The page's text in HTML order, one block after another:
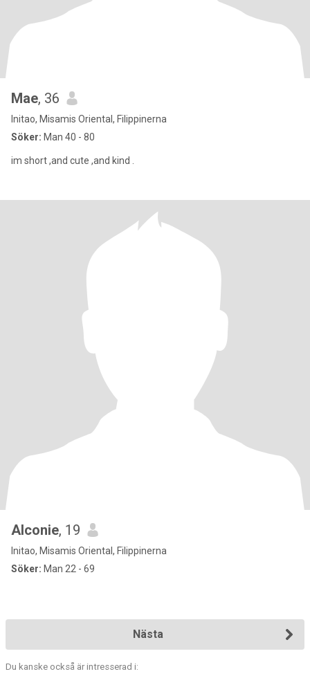
Mae, 36
Initao, Misamis Oriental, Filippinerna
Söker: Man 40 - 80
im short ,and cute ,and kind .
Alconie, 19
Initao, Misamis Oriental, Filippinerna
Söker: Man 22 - 69
Nästa
Du kanske också är intresserad i: